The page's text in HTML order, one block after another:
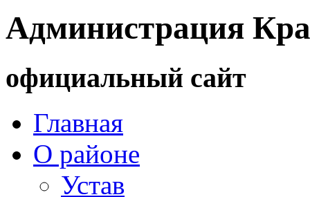
Администрация
официальный сайт
Главная
О районе
Устав